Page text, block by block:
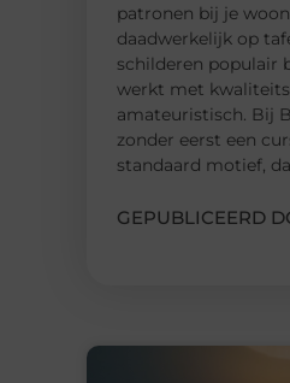
patronen bij je
daadwerkelijk op
schilderen populair
werkt met
amateuristisch. Bij
zonder eerst een
standaard motief,
GEPUBLICEERD